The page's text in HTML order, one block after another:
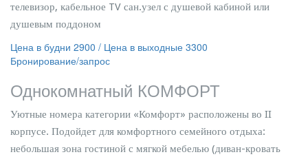
телевизор, кабельное TV сан.узел с душевой кабиной или
душевым поддоном
Цена в будни 2900 / Цена в выходные 3300
Бронирование/запрос
Однокомнатный КОМФОРТ
Уютные номера категории «Комфорт» расположены во II
корпусе. Подойдет для комфортного семейного отдыха:
небольшая зона гостиной с мягкой мебелью (диван-кровать